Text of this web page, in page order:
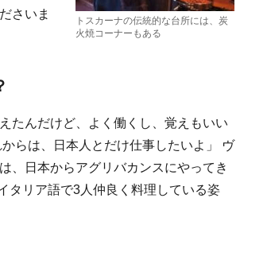
トスカーナの伝統的な台所には、炭
火焼コーナーもある
さいま
たんだけど、よく働くし、覚えもいい
らは、日本人とだけ仕事したいよ」 ヴ
、日本からアグリバカンスにやってき
タリア語で3人仲良く料理している姿